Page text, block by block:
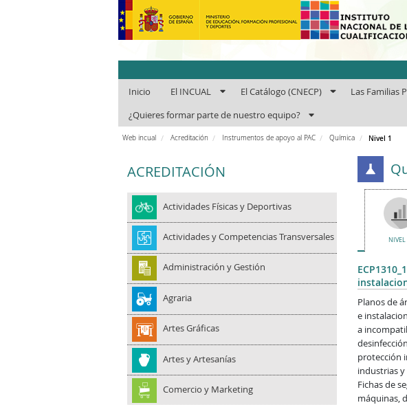
INCUAl - Instituto
Inicio El INCUAL El Catálogo (CNECP) Las Familias
¿Quieres formar parte de nuestro equipo?
Web incual Acreditación Instrumentos de apoyo al PAC Química Nivel 1
ACREDITACIÓN
Actividades Físicas y Deportivas
Actividades y Competencias Transversales
Administración y Gestión
Agraria
Artes Gráficas
Artes y Artesanías
Comercio y Marketing
NIVEL
Planos de
e
a
protección
industrias
Fichas de
máquinas,